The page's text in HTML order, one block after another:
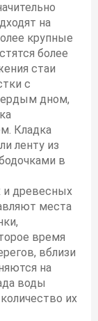
на
крупные
более
стаи
с
дном,
Кладка
ленту из
в
и древесных
места
время
вблизи
на
воды
их